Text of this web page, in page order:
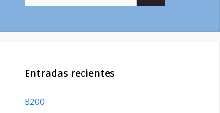
Entradas recientes
B200